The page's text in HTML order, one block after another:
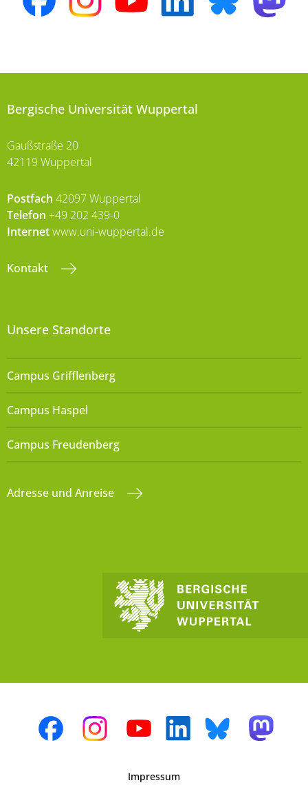
Bergische Universität Wuppertal
Gaußstraße 20
42119 Wuppertal
Postfach 42097 Wuppertal
Telefon +49 202 439-0
Internetwww.uni-wuppertal.de
Kontakt
Unsere Standorte
Campus Grifflenberg
Campus Haspel
Campus Freudenberg
Adresse und Anreise
Impressum